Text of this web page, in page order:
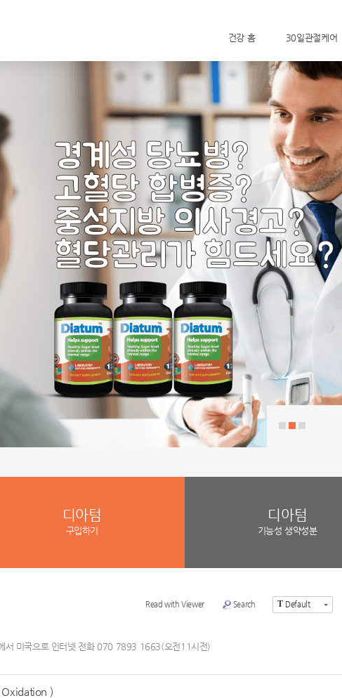
건강 홈 30일관절케어
디아텀
구입하기
디아텀
기능성 생약성분
T Default
Read with Viewer Search
미국으로 인터넷 전화 070 7893 1663(오전11시전)
Oxidation )